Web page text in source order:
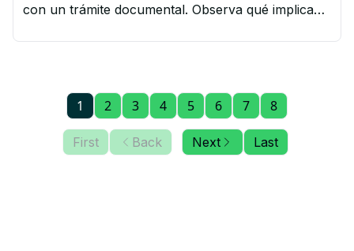
con un trámite documental. Observa qué implica
First Back
1 2 3 4 5 6 7 8
Next Last